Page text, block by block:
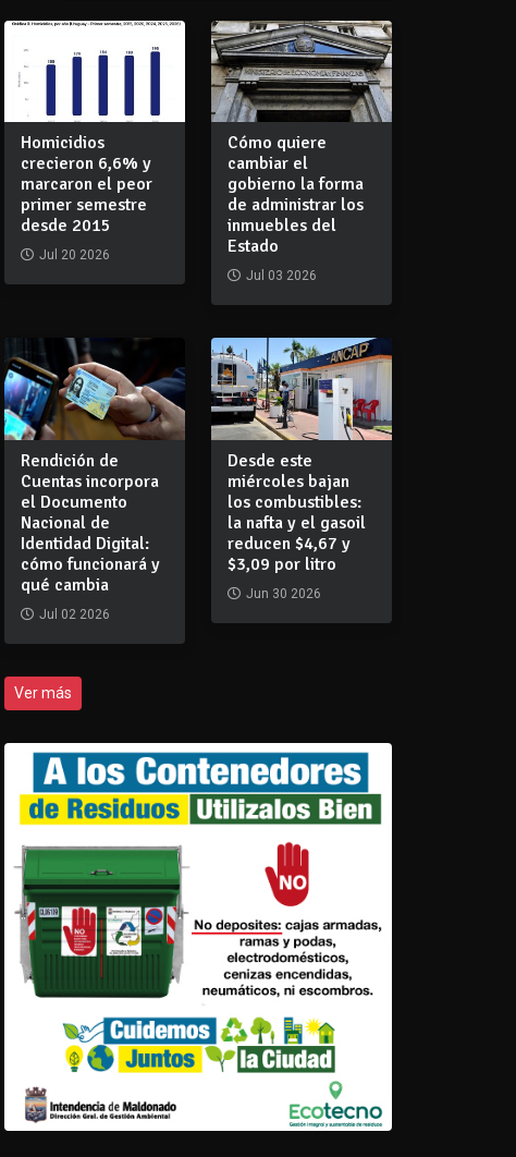
Homicidios
crecieron 6,6% y
marcaron el peor
primer semestre
desde 2015
Jul 20 2026
Cómo quiere
cambiar el
gobierno la forma
de administrar los
inmuebles del
Estado
Jul 03 2026
Rendición de
Cuentas incorpora
el Documento
Nacional de
Identidad Digital:
cómo funcionará y
qué cambia
Jul 02 2026
Desde este
miércoles bajan
los combustibles:
la nafta y el gasoil
reducen $4,67 y
$3,09 por litro
Jun 30 2026
Ver más